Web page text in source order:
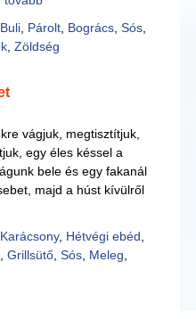
Buli, Párolt, Bogrács, Sós,
, Zöldség
vágjuk, megtisztítjuk,
egy éles késsel a
bele és egy fakanál
majd a húst kívülről
Karácsony, Hétvégi ebéd
Grillsütő, Sós, Meleg